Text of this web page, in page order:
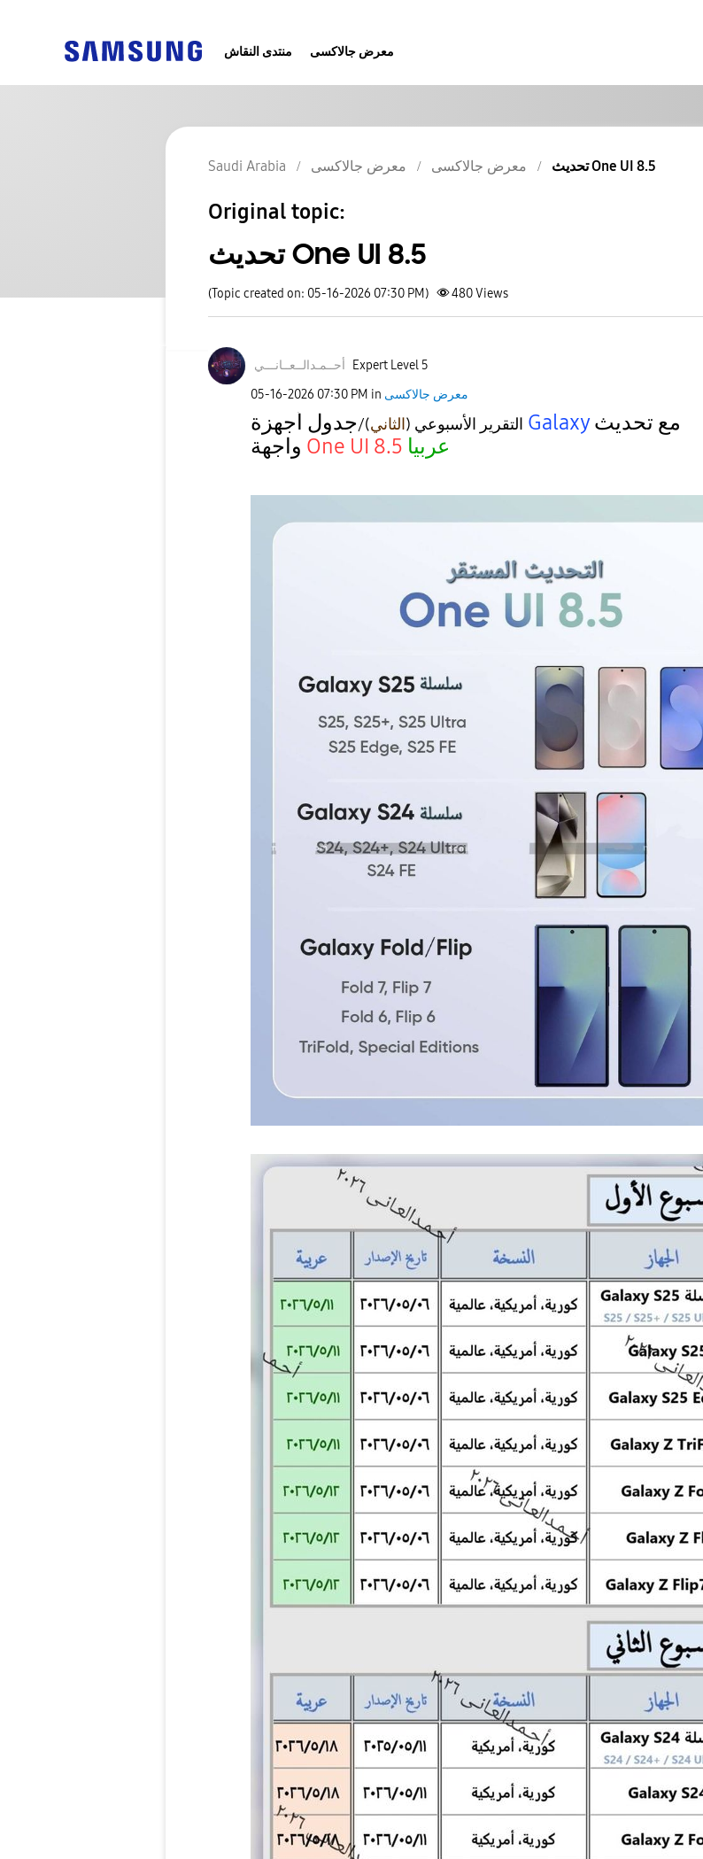
منتدى النقاش معرض جالاكسى
Saudi Arabia معرض جالاكسى معرض جالاكسى تحديث One UI 8.5
Original topic:
تحديث One UI 8.5
(Topic created on: 05-16-2026 07:30 PM) 480Views
أحــمـدالــعــانـــي Expert Level 5
‎05-16-2026 07:30 PM in معرض جالاكسى
التقرير الأسبوعي (الثاني)/ Galaxyمع تحديث
One UI 8.5 عربيا